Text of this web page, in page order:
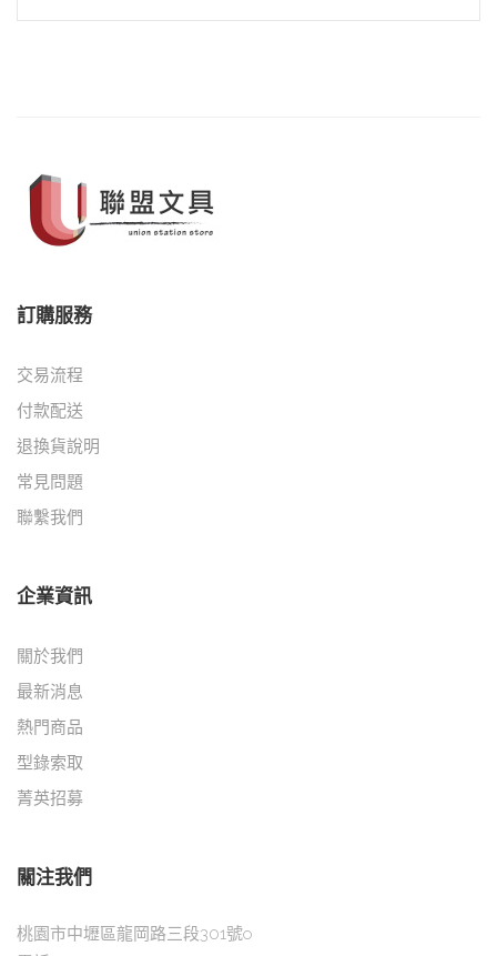
訂購服務
交易流程
付款配送
退換貨說明
常見問題
聯繫我們
企業資訊
關於我們
最新消息
熱門商品
型錄索取
菁英招募
關注我們
桃園市中壢區龍岡路三段301號o